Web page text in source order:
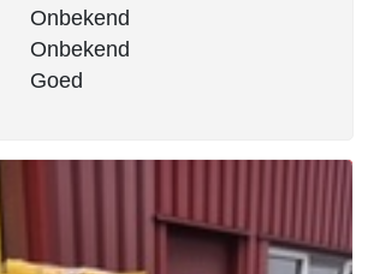
Onbekend
Onbekend
Goed